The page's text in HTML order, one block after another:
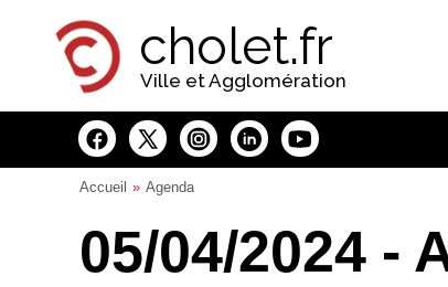
cholet.fr
Ville et Agglomération
Accueil Agenda
05/04/2024 -